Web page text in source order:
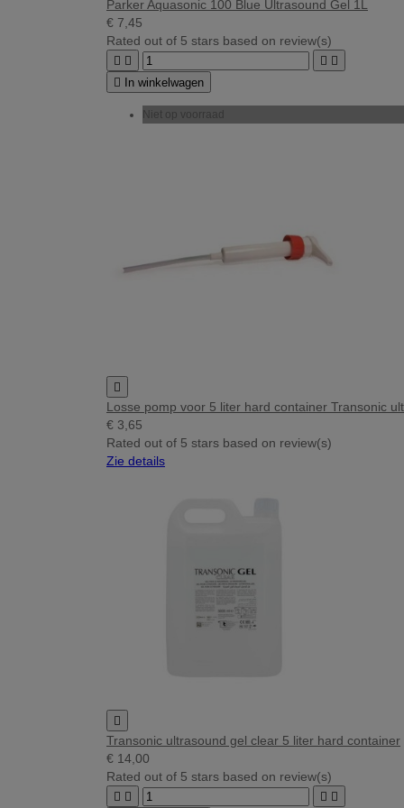
Parker Aquasonic 100 Blue Ultrasound Gel 1L
€ 7,45
Rated out of 5 stars based on review(s)
   

In winkelwagen
Niet op voorraad

Losse pomp voor 5 liter hard container Transonic
€ 3,65
Rated out of 5 stars based on review(s)
Zie details

Transonic ultrasound gel clear 5 liter hard container
€ 14,00
Rated out of 5 stars based on review(s)
   